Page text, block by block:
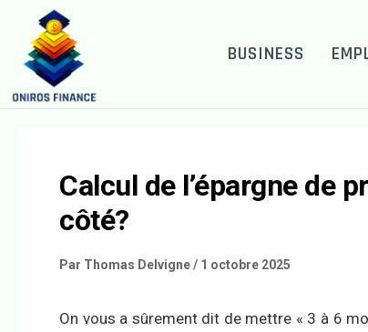
BUSINESS
Calcul de l’épargne de
côté?
Par Thomas Delvigne/ 1 octobre 2025
On vous a sûrement dit de mettre « 3 à 6